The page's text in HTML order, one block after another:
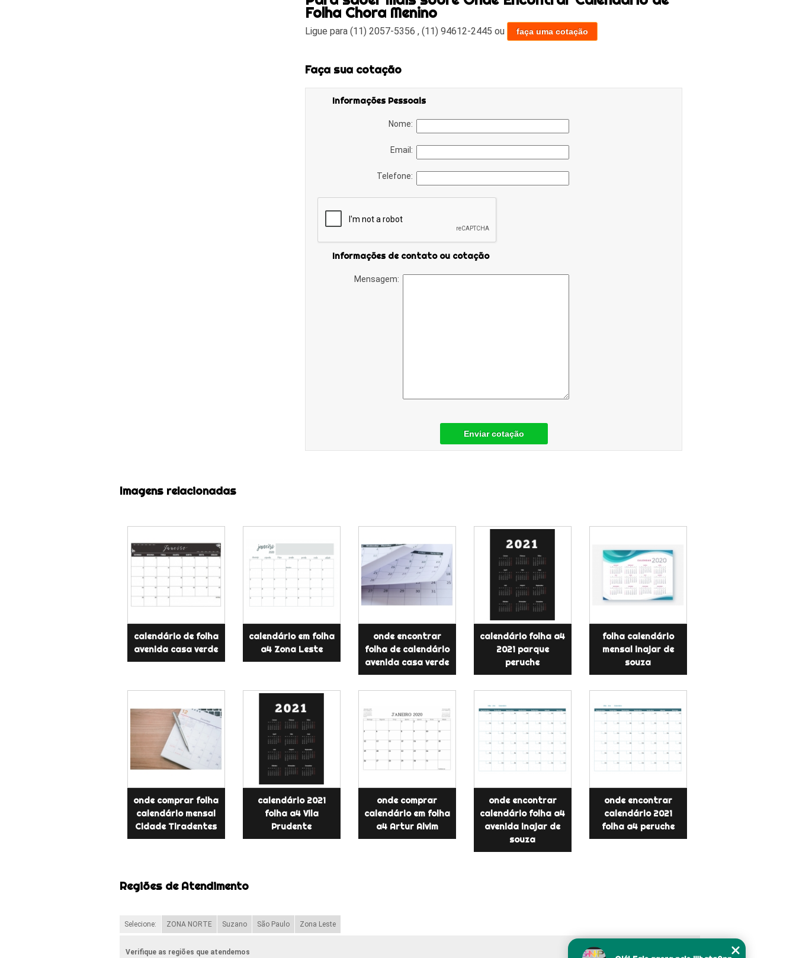
Folha Chora Menino
Ligue para(11) 2057-5356 ,(11) 94612-2445 ou faça uma cotação
Faça sua cotação
Informações Pessoais
Nome:
Email:
Telefone:
Informações de contato ou cotação
Mensagem:
Enviar cotação
Imagens relacionadas
calendário de folha
avenida casa verde
calendário em folha
a4 Zona Leste
onde encontrar
folha de calendário
avenida casa verde
calendário folha a4
2021 parque
peruche
folha calendário
mensal inajar de
souza
onde comprar folha
calendário mensal
Cidade Tiradentes
calendário 2021
folha a4 Vila
Prudente
onde comprar
calendário em folha
a4 Artur Alvim
onde encontrar
calendário folha a4
avenida inajar de
souza
onde encontrar
calendário 2021
folha a4 peruche
Regiões de Atendimento
Selecione: ZONA NORTE Suzano São Paulo Zona Leste
Verifique as regiões que atendemos